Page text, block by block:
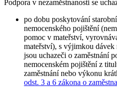
Podpora v nezaměstnanosti se
po dobu poskytování
nemocenského pojištění
pomoc v mateřství,
mateřství), s výjimkou dávek
jsou uchazeči o zaměstnání
nemocenském pojištění z
zaměstnání nebo výkonu
odst. 3 a 6 zákona o